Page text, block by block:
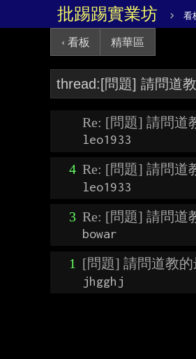
批踢踢實業坊 › 看
‹ 看板 精華區
Re: [問題] 請問道
leo1933
4 Re: [問題] 請問道
leo1933
3 Re: [問題] 請問道
bowar
1 [問題] 請問道教的
jhgghj